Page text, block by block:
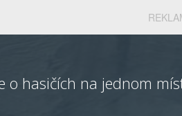
o hasičích na jednom